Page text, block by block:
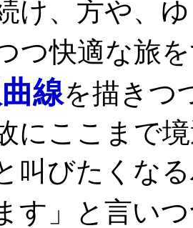
け、方や、
つ快適な旅
線を描きつ
にここまで
叫びたくな
す」と言い